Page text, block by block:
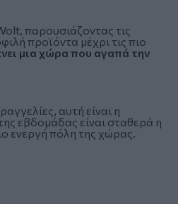
παρουσιάζοντας τις
προϊόντα μέχρι τις πιο
μια χώρα που αγαπά την
αυτή είναι η
εβδομάδας είναι σταθερά η
ενεργή πόλη της χώρας.